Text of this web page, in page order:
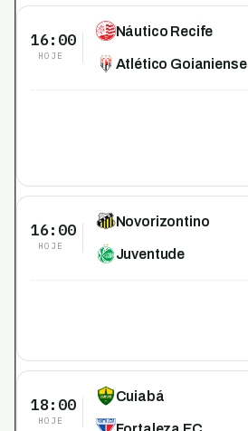
16:00
HOJE
Náutico Recife
Atlético Goianiense
16:00
HOJE
Novorizontino
Juventude
18:00
HOJE
Cuiabá